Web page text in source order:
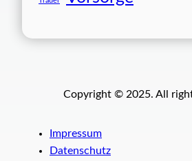
Copyright © 2025. All
Impressum
Datenschutz